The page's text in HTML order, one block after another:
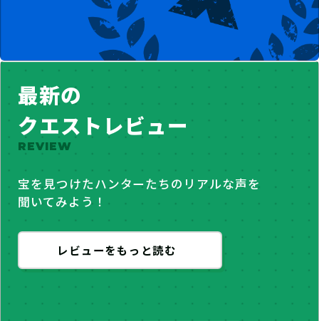
最新の
クエストレビュー
REVIEW
宝を見つけたハンターたちのリアルな声を
聞いてみよう！
レビューをもっと読む